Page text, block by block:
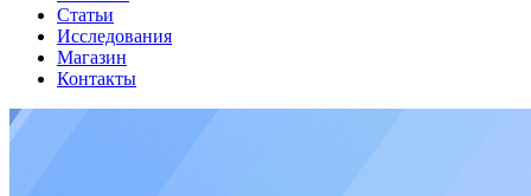
Статьи
Исследования
Магазин
Контакты